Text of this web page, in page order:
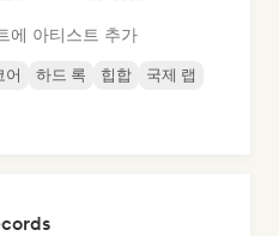
에 아티스트 추가
어 하드 록 힙합
국제 랩